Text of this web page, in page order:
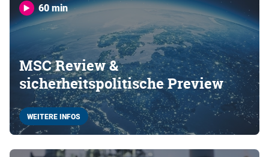
60 min
MSC Review &
sicherheitspolitische Preview
WEITERE INFOS